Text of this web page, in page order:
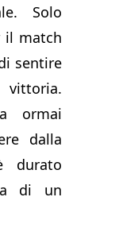
Solo
il match
sentire
vittoria.
ormai
dalla
durato
di un